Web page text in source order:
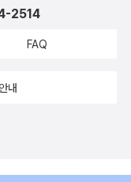
에 대한 면밀한 분석을
불가결한 시각을 확립
적으로 ‘내정불간섭’
용하고 있다는 비판을
2514
FAQ
내